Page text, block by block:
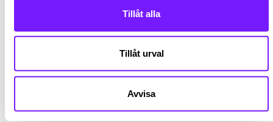
Tillåt alla
Tillåt urval
Avvisa
Om TK Elevators verksamhet
bästa platserna att bo i genom att verka i en industri
som förflyttar över 1 miljard människor varje dag. Vi